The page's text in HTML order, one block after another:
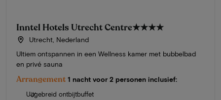
Inntel Hotels Utrecht Centre★★★★
Utrecht, Nederland
Ultiem ontspannen in een Wellness kamer met bubbelbad
en privé sauna
Arrangement 1 nacht voor 2 personen inclusief:
Uitgebreid ontbijtbuffet